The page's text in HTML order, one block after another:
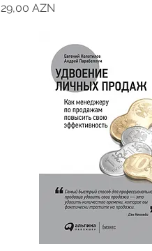
Цена
29,00 AZN